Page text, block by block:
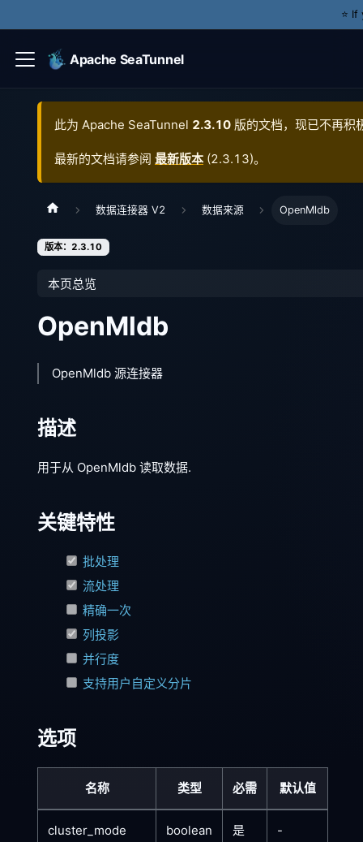
⭐️
Apache SeaTunnel
此为 Apache SeaTunnel 2.3.10 版的文档，现已不再积
最新的文档请参阅 最新版本 (2.3.13)。
数据连接器 V2 数据来源 OpenMldb
版本：2.3.10
本页总览
OpenMldb
OpenMldb 源连接器
描述
用于从 OpenMldb 读取数据.
关键特性
批处理
流处理
精确一次
列投影
并行度
支持用户自定义分片
选项
名称 类型 必需 默认值
cluster_mode boolean 是 -